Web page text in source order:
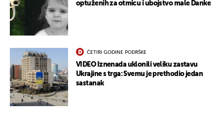
optuženih za otmicu i ubojstvo male Danke
ČETIRI GODINE PODRŠKE
VIDEO Iznenada uklonili veliku zastavu
Ukrajine s trga: Svemu je prethodio jedan
sastanak
UKLJUČITE NOTIFIKACIJE